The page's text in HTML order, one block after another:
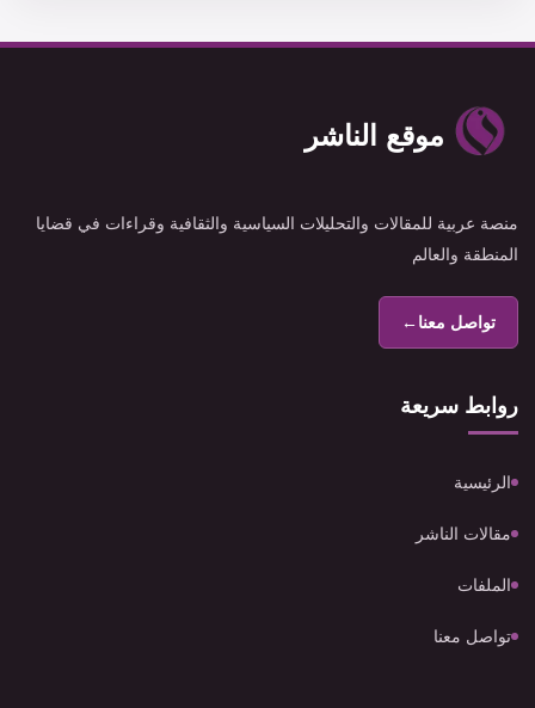
موقع الناشر
منصة عربية للمقالات والتحليلات السياسية والثقافية وقراءات في قضايا
المنطقة والعالم
تواصل معنا←
روابط سريعة
الرئيسية
مقالات الناشر
الملفات
تواصل معنا